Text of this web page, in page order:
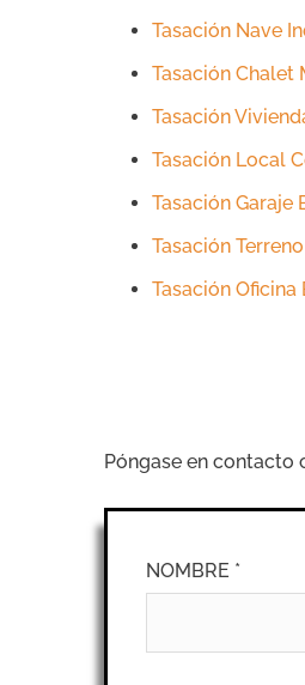
Tasación Nave
Tasación Chalet
Tasación
Tasación Local
Tasación Garaje
Tasación
Tasación Oficina
Póngase en
NOMBRE *